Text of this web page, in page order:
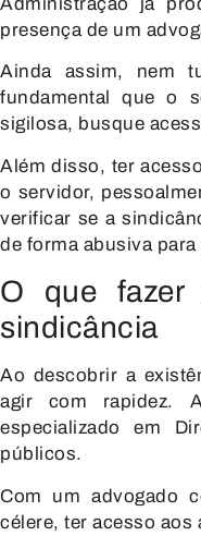
presença de um
Ainda assim, nem
fundamental que o
sigilosa, busque
Além disso, ter
o servidor,
verificar se a
de forma abusiva
O que fazer
sindicância
Ao descobrir a
agir com rapidez.
especializado em
públicos.
Com um advogado
célere, ter acesso